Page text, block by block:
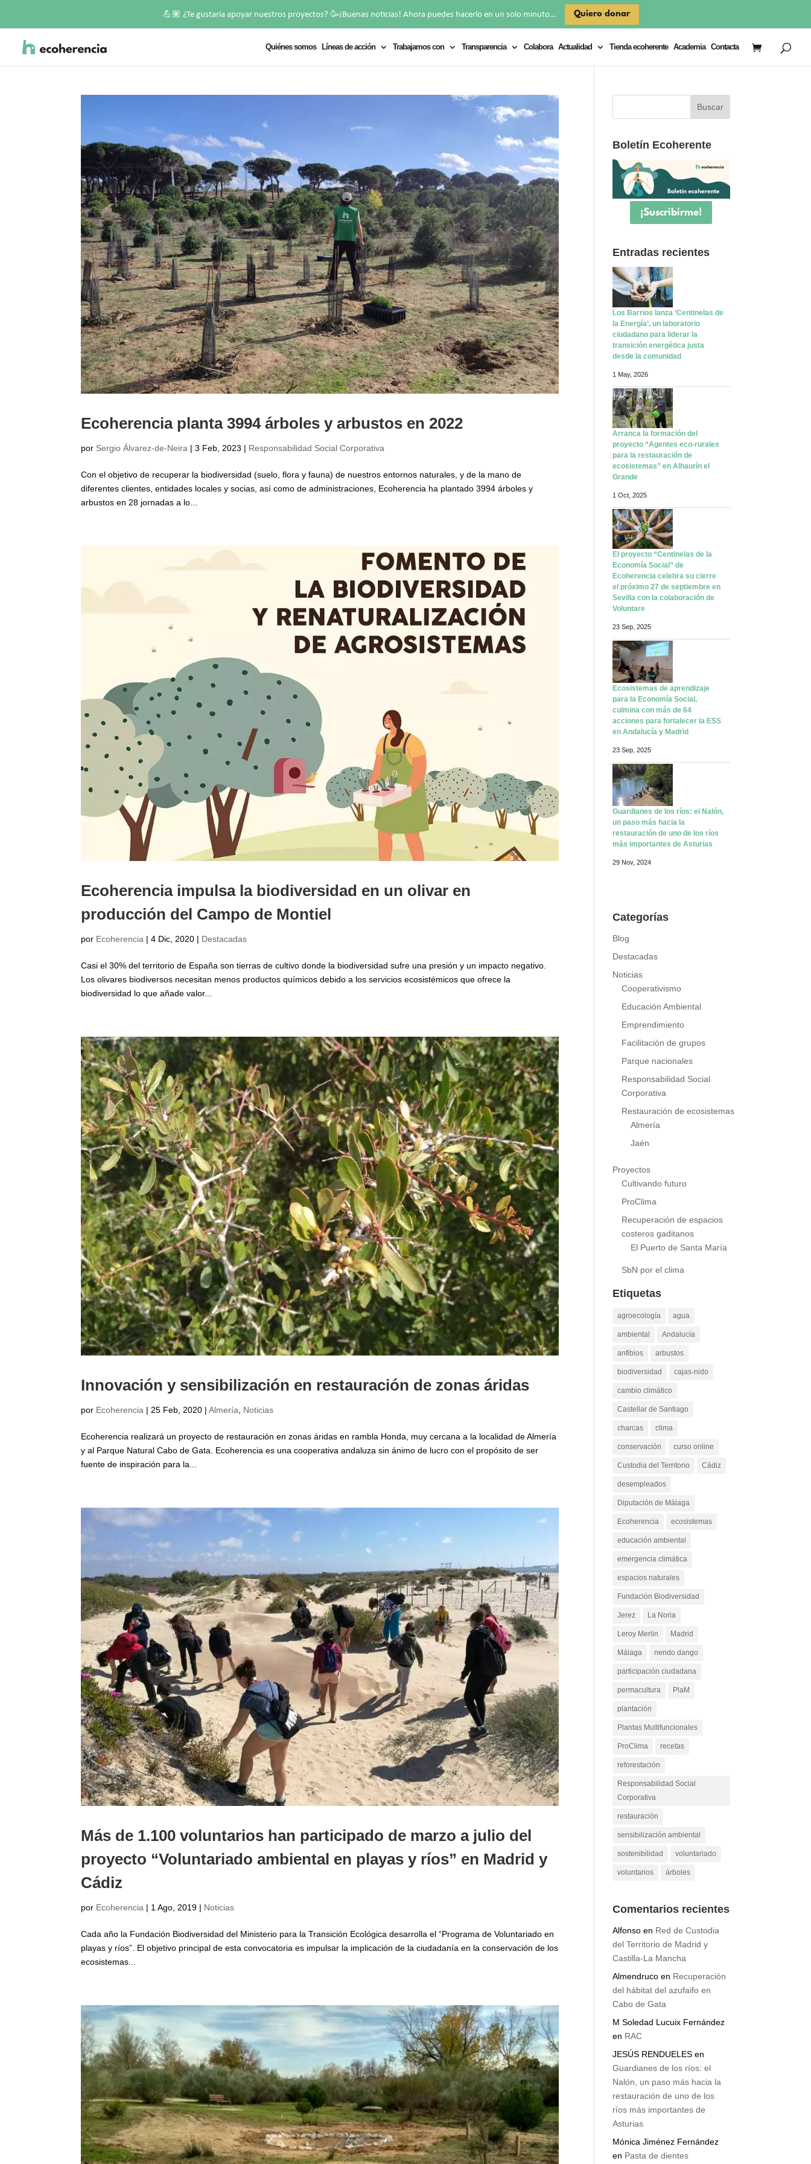
Quiénes somos Líneas de acción Trabajamos con Transparencia Colabora Actualidad Tienda ecoherente Academia Contacta
Ecoherencia planta 3994 árboles y arbustos en 2022
por Sergio Álvarez-de-Neira | 3 Feb, 2023 | Responsabilidad Social Corporativa
Con el objetivo de recuperar la biodiversidad (suelo, flora y fauna) de nuestros entornos naturales, y de la mano de
diferentes clientes, entidades locales y socias, así como de administraciones, Ecoherencia ha plantado 3994 árboles y
arbustos en 28 jornadas a lo...
Ecoherencia impulsa la biodiversidad en un olivar en
producción del Campo de Montiel
por Ecoherencia | 4 Dic, 2020 | Destacadas
Casi el 30% del territorio de España son tierras de cultivo donde la biodiversidad sufre una presión y un impacto negativo.
Los olivares biodiversos necesitan menos productos químicos debido a los servicios ecosistémicos que ofrece la
biodiversidad lo que añade valor...
Innovación y sensibilización en restauración de zonas áridas
por Ecoherencia |25 Feb, 2020 |Almería, Noticias
Ecoherencia realizará un proyecto de restauración en zonas áridas en rambla Honda, muy cercana a la localidad de Almería
y al Parque Natural Cabo de Gata. Ecoherencia es una cooperativa andaluza sin ánimo de lucro con el propósito de ser
fuente de inspiración para la...
Más de 1.100 voluntarios han participado de marzo a julio del
proyecto “Voluntariado ambiental en playas y ríos” en Madrid y
Cádiz
por | 1 Ago, 2019 |
Cada año la Fundación Biodiversidad del Ministerio para la Transición Ecológica desarrolla el “Programa de Voluntariado en
playas y ríos”. El objetivo principal de esta convocatoria es impulsar la implicación de la ciudadanía en la conservación de los
Boletín Ecoherente
¡Suscribirme!
Entradas recientes
Los Barrios lanza ‘Centinelas de
la Energía’, un laboratorio
ciudadano para liderar la
transición energética justa
1 May, 2026
Arranca la formación del
proyecto “Agentes eco-rurales
para la restauración de
ecosistemas” en Alhaurín el
El proyecto “Centinelas de la
Economía Social” de
Ecoherencia celebra su cierre
el próximo 27 de septiembre en
Sevilla con la colaboración de
Ecosistemas de aprendizaje
para la Economía Social,
culmina con más de 64
acciones para fortalecer la ESS
en Andalucía y Madrid
Guardianes de los ríos: el Nalón,
un paso más hacia la
restauración de uno de los ríos
más importantes de Asturias
29 Nov, 2024
Categorías
Blog
Destacadas
Noticias
Cooperativismo
Educación Ambiental
Emprendimiento
Facilitación de grupos
Parque nacionales
Responsabilidad Social
Corporativa
Restauración de ecosistemas
Almería
Jaén
Proyectos
Cultivando futuro
ProClima
Recuperación de espacios
costeros gaditanos
El Puerto de Santa María
SbN por el clima
Etiquetas
agroecología agua
cajas-nido
Castellar de Santiago
desempleados
Diputación de Málaga
emergencia climática
espacios naturales
Leroy Merlin
Málaga nendo dango
participación ciudadana
permacultura
plantación
Responsabilidad Social
Corporativa
Comentarios recientes
Alfonso en Red de Custodia
del Territorio de Madrid y
Castilla-La Mancha
Almendruco en Recuperación
del hábitat del azufaifo en
Cabo de Gata
M Soledad Lucuix Fernández
en RAC
JESÚS RENDUELES en
Guardianes de los ríos: el
Nalón, un paso más hacia la
restauración de uno de los
ríos más importantes de
Asturias
Mónica Jiménez Fernández
en Pasta de dientes
💪🏽 ¿Te gustaría apoyar nuestros proyectos? 🥳¡Buenas noticias! Ahora puedes hacerlo en un solo minuto… Quiero donar